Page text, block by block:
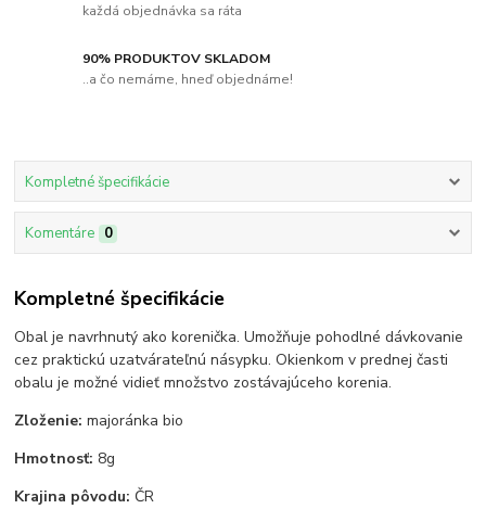
každá objednávka sa ráta
90% PRODUKTOV SKLADOM
..a čo nemáme, hneď objednáme!
Kompletné špecifikácie
Komentáre 0
Kompletné špecifikácie
Obal je navrhnutý ako korenička. Umožňuje pohodlné dávkovanie
cez praktickú uzatvárateľnú násypku. Okienkom v prednej časti
obalu je možné vidieť množstvo zostávajúceho korenia.
Zloženie: majoránka bio
Hmotnosť: 8g
Krajina pôvodu: ČR